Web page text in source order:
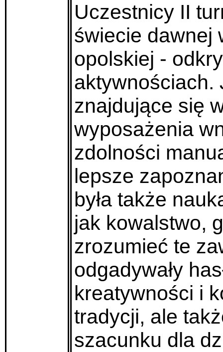
Uczestnicy II
świecie dawnej
opolskiej -
aktywnościach.
znajdujące się
wyposażenia
zdolności
lepsze
była także
jak kowalstwo,
zrozumieć te
odgadywały
kreatywności i
tradycji, ale
szacunku dla